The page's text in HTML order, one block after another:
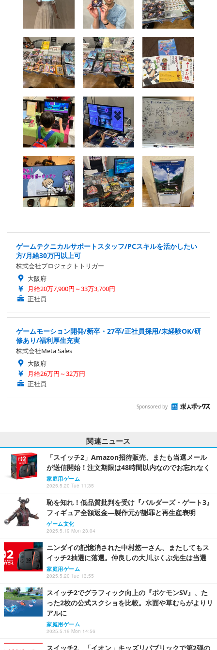
ゲームテクニカルサポートスタッフ/PCスキルを活かしたい
方/月給30万円以上可
株式会社プロジェクトトリガー
大阪府
月給20万7,900円～33万3,700円
正社員
ゲームモーション開発/新卒・27卒/正社員採用/未経験OK/研
修あり/福利厚生充実
株式会社Meta Sales
大阪府
月給26万円～32万円
正社員
Sponsored by
関連ニュース
「スイッチ2」Amazon招待販売、またも当選メール
が送信開始！注文期限は48時間以内なのでお忘れなく
家庭用ゲーム
2025.5.20 Tue 11:35
恥を知れ！低品質批判を受け『バルダーズ・ゲート3』
フィギュア全額返金―製作元が謝罪と再生産表明
ゲーム文化
2025.5.19 Mon 23:04
ニンダイの記憶消された中村悠一さん、またしてもス
イッチ2抽選に落選。仲良しの大川ぶくぶ先生は当選
家庭用ゲーム
2025.5.20 Tue 13:55
スイッチ2でグラフィック向上の『ポケモンSV』、た
った2枚の公式スクショを比較。水面や草むらがよりリ
アルに
家庭用ゲーム
2025.5.19 Mon 14:56
スイッチ2、「イオン」キッズリパブリックで第2弾の